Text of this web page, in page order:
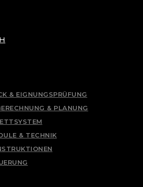
& EIGNUNGSPRÜFUNG
& PLANUNG
& TECHNIK